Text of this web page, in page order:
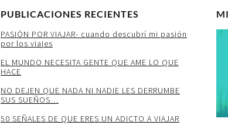
PUBLICACIONES RECIENTES
PASIÓN POR VIAJAR- cuando descubrí mi pasión
por los viajes
EL MUNDO NECESITA GENTE QUE AME LO QUE
HACE
NO DEJEN QUE NADA NI NADIE LES DERRUMBE
SUS SUEÑOS…
50 SEÑALES DE QUE ERES UN ADICTO A VIAJAR